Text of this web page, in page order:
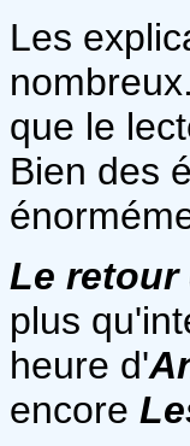
Les
que le
Bien des
Le retour
plus
heure d'
encore